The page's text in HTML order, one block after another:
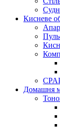
Кисневе
Домашня